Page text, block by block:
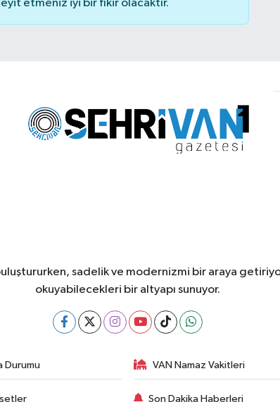
etmeniz iyi bir fikir olacaktır.
sadelik ve modernizmi bir araya
okuyabilecekleri bir altyapı sunuyor.
Durumu VAN Namaz Vakitleri
Son Dakika Haberleri